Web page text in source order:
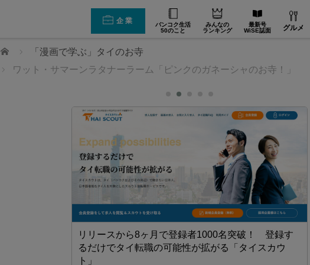
企業
バンコク生活
50のこと
みんなの
ランキング
最新号
WiSE誌面
グルメ
ホーム
「漫画で学ぶ」タイのお寺
ワット・サマーンラタナーラーム「ピンクのガネーシャのお寺！」
リリースから8ヶ月で登録者1000名突破！ 登録す
るだけでタイ転職の可能性が拡がる「タイスカウ
ト」